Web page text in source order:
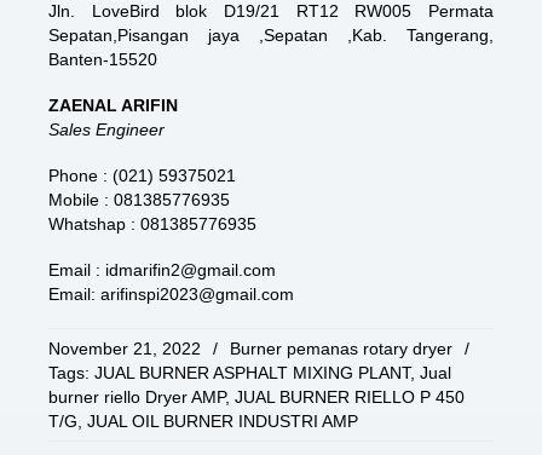
Jln. LoveBird blok D19/21 RT12 RW005 Permata
Sepatan,Pisangan jaya ,Sepatan ,Kab. Tangerang,
Banten-15520
ZAENAL ARIFIN
Sales Engineer
Phone : (021) 59375021
Mobile : 081385776935
Whatshap : 081385776935
Email : idmarifin2@gmail.com
Email: arifinspi2023@gmail.com
November 21, 2022 / Burner pemanas rotary dryer
/
Tags: JUAL BURNER ASPHALT MIXING PLANT, Jual
burner riello Dryer AMP, JUAL BURNER RIELLO P 450
T/G JUAL OIL BURNER INDUSTRI AMP